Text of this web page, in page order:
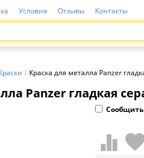
Условия Отзывы Контакты
/ Краска для металла Panzer
Panzer гладкая
Сообщить